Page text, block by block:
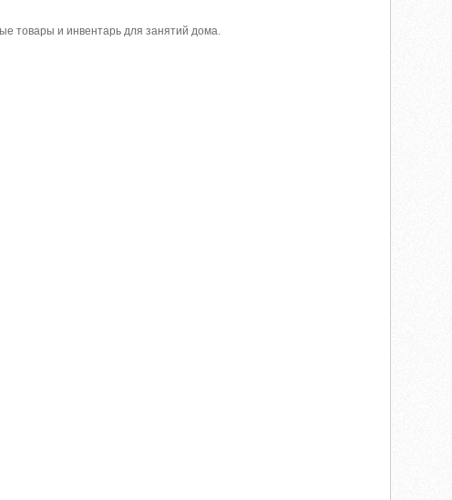
товары и инвентарь для занятий дома.